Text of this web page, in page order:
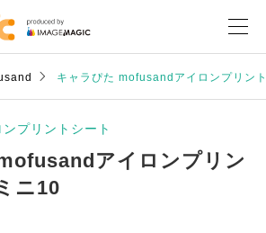
キャラぴた mofusandアイロンプリン
ンプリントシート
アイロンプリン
ニ10